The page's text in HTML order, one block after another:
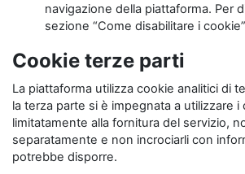
navigazione della piattaforma. Per
sezione “Come disabilitare i
Cookie terze parti
La piattaforma utilizza cookie analitici di
la terza parte si è impegnata a utilizzare i
limitatamente alla fornitura del servizio,
separatamente e non incrociarli con
potrebbe disporre.